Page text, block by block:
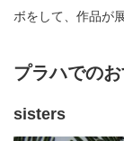
ボをして、作品が
プラハでの
sisters